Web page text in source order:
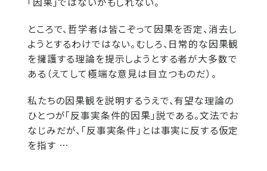
ところで、哲学者は皆こぞって因果を否定、消去し
ようとするわけではない。むしろ、日常的な因果観
を擁護する理論を提示しようとする者が大多数で
ある（えてして極端な意見は目立つものだ）。
私たちの因果観を説明するうえで、有望な理論の
ひとつが「反事実条件的因果」説である。文法でお
なじみだが、「反事実条件」とは事実に反する仮定
を指す …